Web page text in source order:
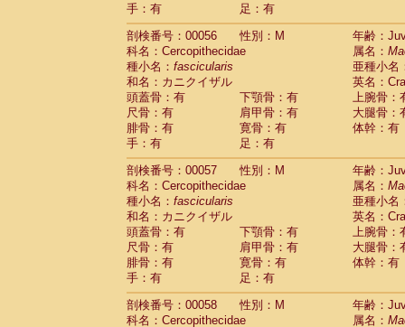
CercopithecidaeMacaca fuscata
CercopithecidaeMacaca fuscata
CercopithecidaeMacaca maura(1)
Cercopithecidae Macaca mulatta(45)
Cercopithecidae Macaca nemestrina(3)
Cercopithecidae Macaca nigra(1)
CercopithecidaeMacaca radiata(7)
CercopithecidaeMacaca silenus(0)
CercopithecidaeMacaca sinica (0)
CercopithecidaeMacaca sylvanus
CercopithecidaeMacaca thibetana (0)
Cercopithecidae Macaca tonkeana (0)
Cercopithecidae hybrid(1)
Cercopithecidae (0)
CercopithecidaeAllenopithecus
CercopithecidaeCercopithecus
CercopithecidaeCercopithecus
CercopithecidaeCercopithecus
CercopithecidaeCercopithecus diana
CercopithecidaeCercopithecus
手：有
足：有
剖検番号：00056
性別：M
年齢：
科名：Cercopithecidae
属名：
種小名： fascicularis
亜種小名
和名：カニクイザル
英名：
頭蓋骨：有
下顎骨：有
上腕骨：
尺骨：有
肩甲骨：有
大腿骨：
腓骨：有
寛骨：有
体幹：有
手：有
足：有
剖検番号：00057
性別：M
年齢：
科名：Cercopithecidae
属名：
種小名： fascicularis
亜種小名
和名：カニクイザル
英名：
頭蓋骨：有
下顎骨：有
上腕骨：
尺骨：有
肩甲骨：有
大腿骨：
腓骨：有
寛骨：有
体幹：有
手：有
足：有
剖検番号：00058
性別：M
年齢：
科名：Cercopithecidae
属名：